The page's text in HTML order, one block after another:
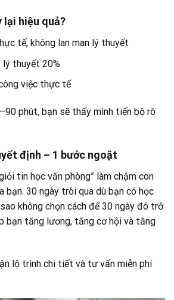
lại hiệu quả?
tế, không lan man lý thuyết
lý thuyết 20%
việc thực tế
phút, bạn sẽ thấy mình tiến bộ rõ
định – 1 bước ngoặt
tin học văn phòng” làm chậm con
bạn. 30 ngày trôi qua dù bạn có học
không chọn cách để 30 ngày đó trở
bạn tăng lương, tăng cơ hội và tăng
lộ trình chi tiết và tư vấn miễn phí